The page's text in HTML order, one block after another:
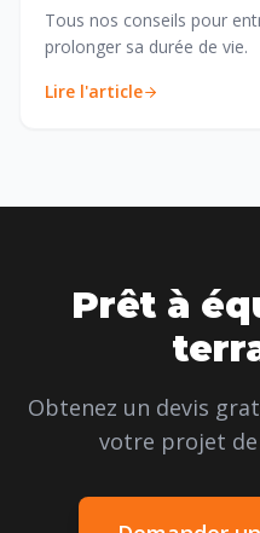
Tous nos conseils pour
prolonger sa durée de vie.
Lire l'article
Prêt à
Obtenez un devis
votre projet